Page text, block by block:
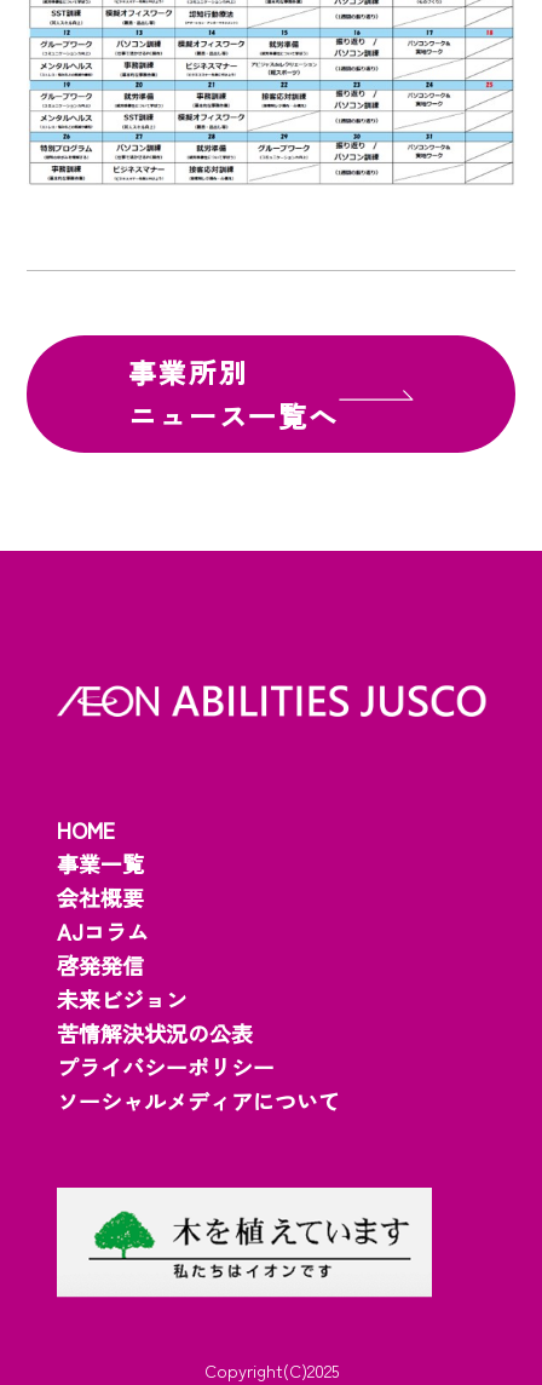
事業所別
ニュース一覧へ
HOME
事業一覧
会社概要
AJコラム
啓発発信
未来ビジョン
苦情解決状況の公表
プライバシーポリシー
ソーシャルメディアについて
Copyright(C)2025